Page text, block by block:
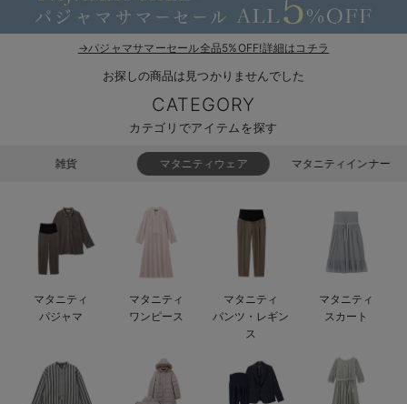
マタニティ トップス
マタニティ アウター（コート）・ママコート
マタニティ 授乳 キャミソール
産褥ショーツ
骨盤・マタニティベルト （妊娠中・産後）
マタニティ 腹巻き
マタニティ フォーマル パンツ・ボトムス
【アウトレット】パジャマ
【アウトレット】インナー
【アウトレット】ベビー
コットン素材
ブラトップ
快適機能ウェア特集 トップス
快適機能ウェア特集 ボトムス
快適機能ウェア特集 パジャマ
安心の日本製。先輩ママが買ってよかった！本当に必要な出産準備品
スカート
パジャマ
インナー
ベビー
MAX55%OFF ブラックフ
オフィス
きれいめ美脚パンツ派
ツィード派
王道シンプル派
短肌着
セット
快適ウェア10%OFF
ジャンパースカート/
ワーク・オフィス
カジュアル
あったかアイテム｜
10,001円（税込）〜
女の子におススメの
男の子におススメの
もらって嬉しいギフト
何枚あっても嬉しい
長く使えるアイテム
お部屋映えアイテム
保温&リカバリー
レギンス・タイツ
カップ付きインナー
裏起毛素材
【冬のあったか特集
→パジャマサマーセール全品5%OFF!詳細はコチラ
お探しの商品は見つかりませんでした
CATEGORY
カテゴリでアイテムを探す
雑貨 マタニティウェア マタニティインナー
マタニティ
パジャマ
マタニティ
ワンピース
マタニティ
パンツ・レギン
ス
マタニティ
スカート